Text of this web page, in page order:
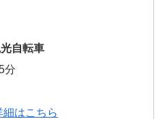
自転車
分
はこちら